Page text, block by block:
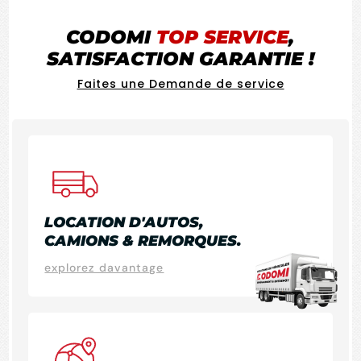
CODOMI TOP SERVICE,
SATISFACTION GARANTIE !
Faites une Demande de service
LOCATION D'AUTOS,
CAMIONS & REMORQUES.
explorez davantage